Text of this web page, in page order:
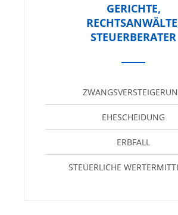
GERICHTE,
STEUERBERATER
EHESCHEIDUNG
ERBFALL
STEUERLICHE